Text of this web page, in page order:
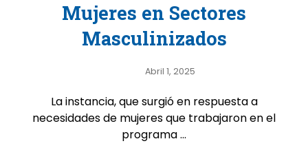
Mujeres en Sectores
Masculinizados
Abril 1, 2025
La instancia, que surgió en respuesta a
necesidades de mujeres que trabajaron en el
programa ...